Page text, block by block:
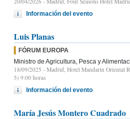
Información del evento
Luis Planas
FÓRUM EUROPA
Ministro de Agricultura, Pesca y
18/09/2025 - Madrid, Hotel Mandarin Oriental
5) 9:00 horas
Información del evento
María Jesús Montero Cuadrado